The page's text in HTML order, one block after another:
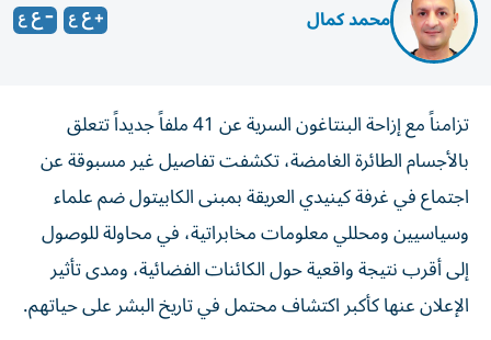
محمد كمال
تزامناً مع إزاحة البنتاغون السرية عن 41 ملفاً جديداً تتعلق
بالأجسام الطائرة الغامضة، تكشفت تفاصيل غير مسبوقة عن
اجتماع في غرفة كينيدي العريقة بمبنى الكابيتول ضم علماء
وسياسيين ومحللي معلومات مخابراتية، في محاولة للوصول
إلى أقرب نتيجة واقعية حول الكائنات الفضائية، ومدى تأثير
الإعلان عنها كأكبر اكتشاف محتمل في تاريخ البشر على حياتهم.